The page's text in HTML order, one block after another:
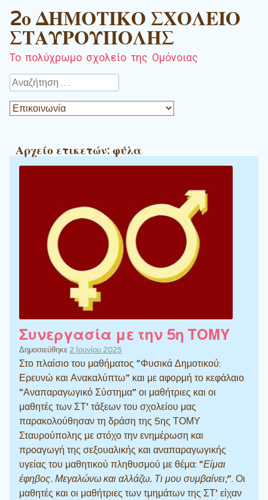
2ο ΔΗΜΟΤΙΚΟ ΣΧΟΛΕΙΟ
ΣΤΑΥΡΟΥΠΟΛΗΣ
Το πολύχρωμο σχολείο της Ομόνοιας
Αναζήτηση
Αρχείο ετικετών: φύλα
Συνεργασία με την 5η ΤΟΜΥ
Δημοσιεύθηκε 2 Ιουνίου 2025
Στο πλαίσιο του μαθήματος “Φυσικά Δημοτικού:
Ερευνώ και Ανακαλύπτω” και με αφορμή το κεφάλαιο
“Αναπαραγωγικό Σύστημα” οι μαθήτριες και οι
μαθητές των ΣΤ’ τάξεων του σχολείου μας
παρακολούθησαν τη δράση της 5ης ΤΟΜΥ
Σταυρούπολης με στόχο την ενημέρωση και
προαγωγή της σεξουαλικής και αναπαραγωγικής
υγείας του μαθητικού πληθυσμού με θέμα: “Είμαι
έφηβος. Μεγαλώνω και αλλάζω. Τι μου συμβαίνει;“. Οι
μαθητές και οι μαθήτριες των τμημάτων της ΣΤ’ είχαν